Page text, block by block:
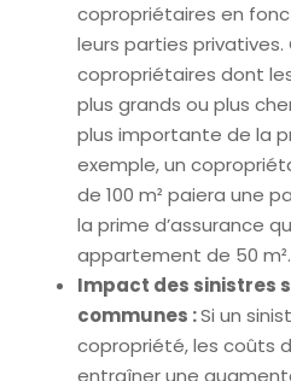
copropriétaires en
leurs parties privatives.
copropriétaires dont
plus grands ou plus
plus importante de la
exemple, un
de 100 m² paiera une
la prime d’assurance
appartement de 50 m².
Impact des sinistres
communes :Si un
copropriété, les coûts
entraîner une